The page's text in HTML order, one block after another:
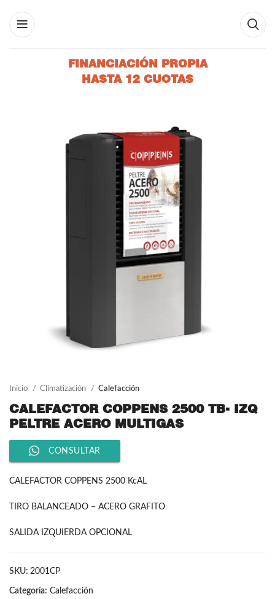
FINANCIACIÓN PROPIA
HASTA 12 CUOTAS
Inicio Climatización Calefacción
CALEFACTOR COPPENS 2500 TB- IZQ
PELTRE ACERO MULTIGAS
CONSULTAR
CALEFACTOR COPPENS 2500 KcAL
TIRO BALANCEADO – ACERO GRAFITO
SALIDA IZQUIERDA OPCIONAL
SKU: 2001CP
Categoría: Calefacción